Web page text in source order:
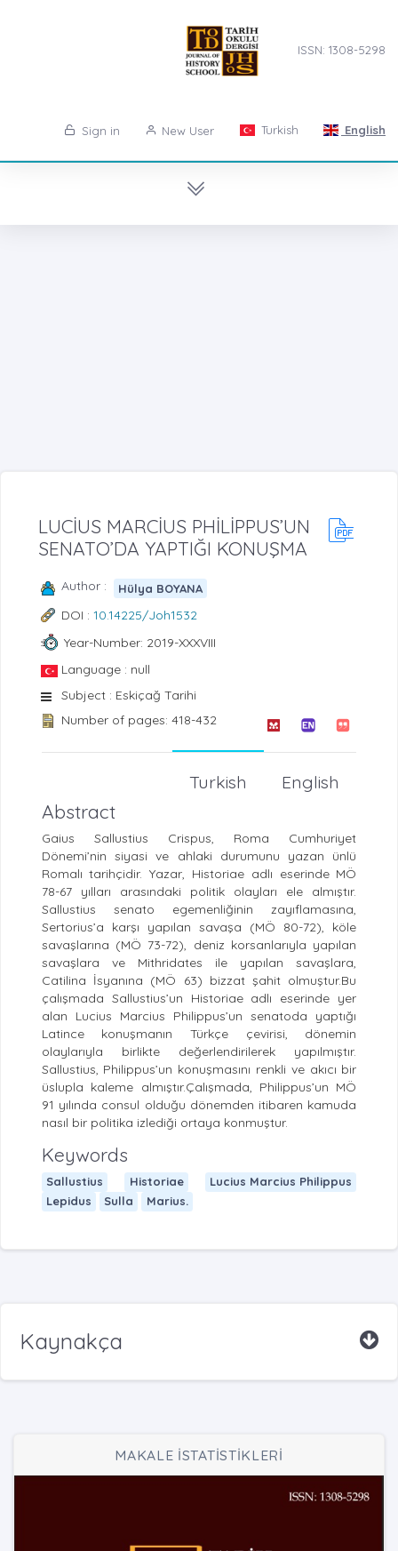
ISSN: 1308-5298
Sign in New User Turkish English
LUCİUS MARCİUS PHİLİPPUS’UN
SENATO’DA YAPTIĞI KONUŞMA
Author : Hülya BOYANA
DOI : 10.14225/Joh1532
Year-Number: 2019-XXXVIII
Language : null
Subject : Eskiçağ Tarihi
Number of pages: 418-432
English
Turkish
Abstract
Gaius Sallustius Crispus, Roma Cumhuriyet
Dönemi’nin siyasi ve ahlaki durumunu yazan ünlü
Romalı tarihçidir. Yazar, Historiae adlı eserinde MÖ
78-67 yılları arasındaki politik olayları ele almıştır.
Sallustius senato egemenliğinin zayıflamasına,
Sertorius’a karşı yapılan savaşa (MÖ 80-72), köle
savaşlarına (MÖ 73-72), deniz korsanlarıyla yapılan
savaşlara ve Mithridates ile yapılan savaşlara,
Catilina İsyanına (MÖ 63) bizzat şahit olmuştur.Bu
çalışmada Sallustius’un Historiae adlı eserinde yer
alan Lucius Marcius Philippus’un senatoda yaptığı
Latince konuşmanın Türkçe çevirisi, dönemin
olaylarıyla birlikte değerlendirilerek yapılmıştır.
Sallustius, Philippus’un konuşmasını renkli ve akıcı bir
üslupla kaleme almıştır.Çalışmada, Philippus’un MÖ
91 yılında consul olduğu dönemden itibaren kamuda
nasıl bir politika izlediği ortaya konmuştur.
Keywords
Sallustius Historiae
Lucius Marcius Philippus
Lepidus
Sulla Marius.
Kaynakça
MAKALE İSTATİSTİKLERİ